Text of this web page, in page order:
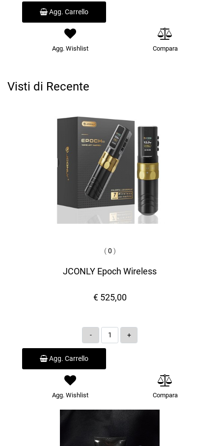
Agg. Carrello
Agg. Wishlist Compara
Visti di Recente
(0 )
JCONLY Epoch Wireless
€ 525,00
Quantità
Agg. Carrello
Agg. Wishlist Compara